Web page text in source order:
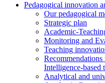
Pedagogical innovation
Our pedagogical
Strategic plan
Academic-
Monitoring and
Teaching
Intelligence-based
Analytical and